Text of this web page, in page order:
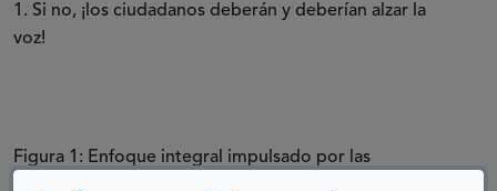
1. Si no, ¡los ciudadanos deberán y deberían alzar la
voz!
Figura 1: Enfoque integral impulsado por las